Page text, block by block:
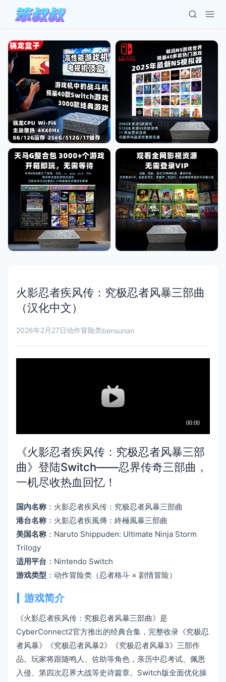
火影忍者疾风传：究极忍者风暴三部曲
（汉化中文）
2026年2月27日动作冒险类bensunan
《火影忍者疾风传：究极忍者风暴三部
曲》登陆Switch——忍界传奇三部曲，
一机尽收热血回忆！
国内名称：火影忍者疾风传：究极忍者风暴三部曲
港台名称：火影忍者疾風傳：終極風暴三部曲
美国名称：Naruto Shippuden: Ultimate Ninja Storm
Trilogy
适用平台 ：Nintendo Switch
游戏类型 ：动作冒险类（忍者格斗 × 剧情冒险）
游戏简介
《火影忍者疾风传：究极忍者风暴三部曲》是
CyberConnect2官方推出的经典合集，完整收录《究极忍
者风暴》《究极忍者风暴2》《究极忍者风暴3》三部作
品。玩家将跟随鸣人、佐助等角色，亲历中忍考试、佩恩
入侵、第四次忍界大战等史诗篇章。Switch版全面优化操